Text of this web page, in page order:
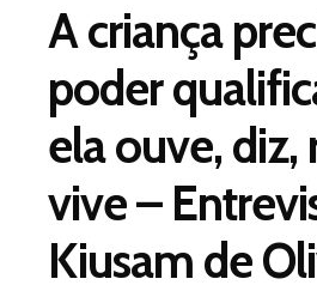
A criança
poder
ela ouve, diz,
vive –
Kiusam de